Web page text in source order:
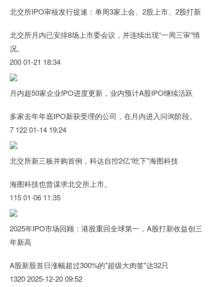
北交所IPO审核发行提速：单周3家上会、2股上市、2股打新
北交所月内已安排8场上市委会议，并连续出现“一周三审”情
况。
200 01-21 18:34
月内超50家企业IPO进度更新，业内预计A股IPO继续活跃
多家去年年底IPO新获受理的公司，在月内进入问询阶段。
7 122 01-14 19:24
北交所新三板并购首例，科达自控2亿“吃下”海图科技
海图科技也曾谋求北交所上市。
115 01-06 11:35
2025年IPO市场回顾：港股重回全球第一，A股打新收益创三
年新高
A股新股首日涨幅超过300%的"超级大肉签"达32只
1320 2025-12-20 09:52